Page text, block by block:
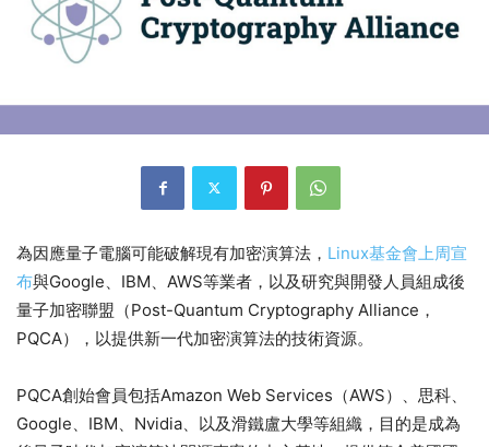
為因應量子電腦可能破解現有加密演算法， Linux基金會上周宣
布與Google、IBM、AWS等業者，以及研究與開發人員組成後
量子加密聯盟（Post-Quantum Cryptography Alliance，
PQCA），以提供新一代加密演算法的技術資源。
PQCA創始會員包括Amazon Web Services（AWS）、思科、
Google、IBM、Nvidia、以及滑鐵盧大學等組織，目的是成為